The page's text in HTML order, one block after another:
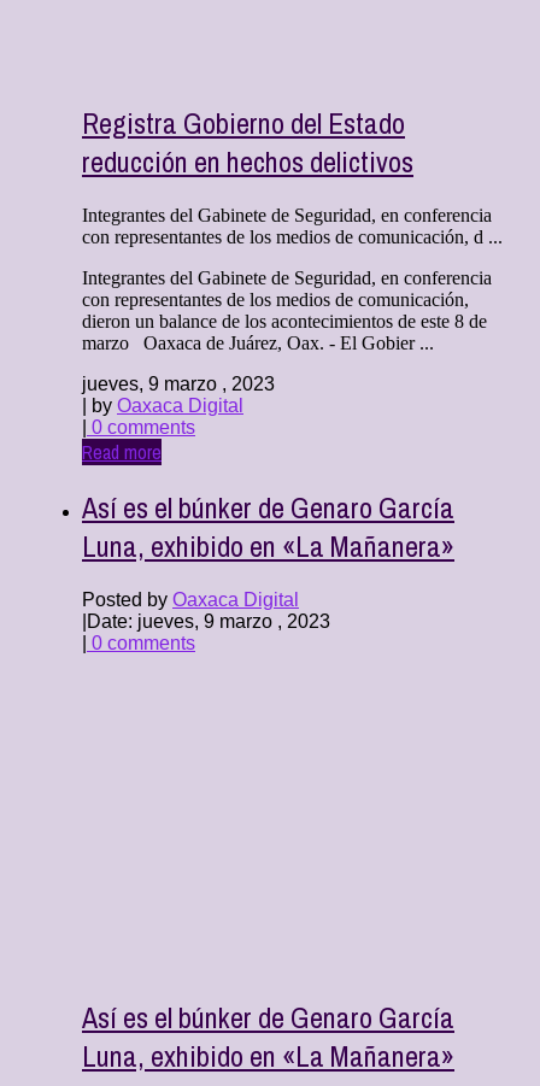
Registra Gobierno del Estado
reducción en hechos delictivos
Integrantes del Gabinete de Seguridad, en conferencia
con representantes de los medios de comunicación, d ...
Integrantes del Gabinete de Seguridad, en conferencia
con representantes de los medios de comunicación,
dieron un balance de los acontecimientos de este 8 de
marzo Oaxaca de Juárez, Oax. - El Gobier ...
jueves, 9 marzo , 2023
| by Oaxaca Digital
0 comments
Read more
Así es el búnker de Genaro García
Luna, exhibido en «La Mañanera»
Posted by Oaxaca Digital
Date: jueves, 9 marzo , 2023
0 comments
Así es el búnker de Genaro García
Luna, exhibido en «La Mañanera»